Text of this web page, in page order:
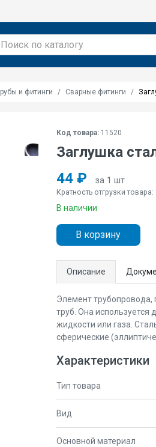
и фитинги Сварные фитинги
Код товара:11520
Заглушка
44 ₽
за 1 шт
Кратность отгрузки товара:
В наличии
В корзину
Описание
Элемент трубопровода,
труб. Она используется
жидкости или газа.
сферические
Характеристики
Тип товара
Вид
Основной материал